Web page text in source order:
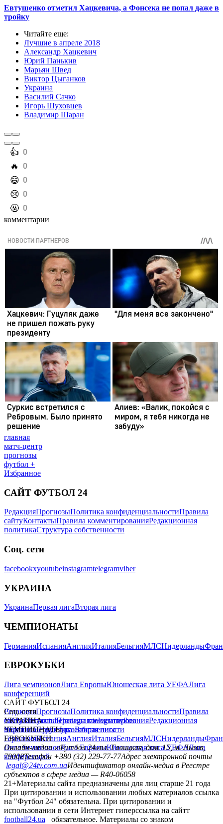
Евтушенко отметил Хацкевича, а Фонсека не попал даже в
тройку
Читайте еще:
Лучшие в апреле 2018
Александр Хацкевич
Юрий Панькив
Марьян Швед
Виктор Цыганков
Украина
Василий Сачко
Игорь Шуховцев
Владимир Шаран
️👍 0
️🔥 0
️😄 0
️😢 0
️🤬 0
комментарии
главная
матч-центр
прогнозы
футбол +
Избранное
САЙТ ФУТБОЛ 24
РедакцияПрогнозыПолитика конфиденциальностиПравила
сайтуКонтактыПравила комментированияРедакционная
политикаСтруктура собственности
Соц. сети
facebookxyoutubeinstagramtelegramviber
УКРАИНА
УкраинаПервая лигаВторая лига
ЧЕМПИОНАТЫ
ГерманияИспанияАнглияИталияБельгияМЛСНидерланды
ЕВРОКУБКИ
Лига чемпионовЛига ЕвропыЮношеская лига УЕФАЛига
конференций
САЙТ ФУТБОЛ 24
РедакцияПрогнозыПолитика конфиденциальностиПравила
сайтуКонтактыПравила комментированияРедакционная
политикаСтруктура собственности
Соц. сети
facebookxyoutubeinstagramtelegramviber
УКРАИНА
УкраинаПервая лигаВторая лига
ЧЕМПИОНАТЫ
ГерманияИспанияАнглияИталияБельгияМЛСНидерланды
ЕВРОКУБКИ
Лига чемпионовЛига ЕвропыЮношеская лига УЕФАЛига
конференций
Онлайн-медиа «Футбол 24»пл. Галицкая, дом. 15, м. Львов,
79008Телефон +380 (32) 229-77-77Адрес электронной почты
legal@24tv.com.uaИдентификатор онлайн-медиа в Реестре
субъектов в сфере медиа — R40-06058
21+Материалы сайта предназначены для лиц старше 21 года
При цитировании и использовании любых материалов ссылка
на "Футбол 24" обязательна. При цитировании и
использовании в сети Интернет гиперссылка на сайтт
football24.ua
обязательное. Материалы со знаком